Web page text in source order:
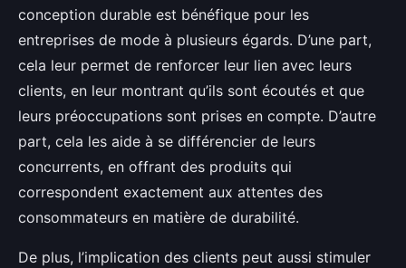
conception durable est bénéfique pour les
entreprises de mode à plusieurs égards. D’une part,
cela leur permet de renforcer leur lien avec leurs
clients, en leur montrant qu’ils sont écoutés et que
leurs préoccupations sont prises en compte. D’autre
part, cela les aide à se différencier de leurs
concurrents, en offrant des produits qui
correspondent exactement aux attentes des
consommateurs en matière de durabilité.
De plus, l’implication des clients peut aussi stimuler